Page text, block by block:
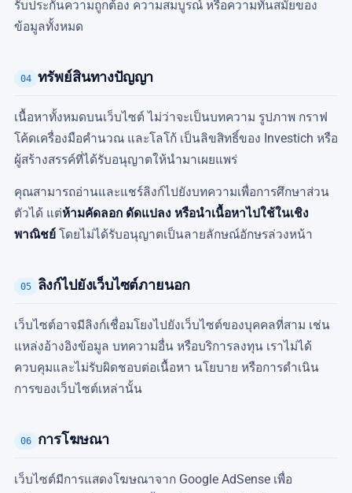
รับประกันความถูกต้อง ความสมบูรณ์ หรือความทันสมัยของ
ข้อมูลทั้งหมด
04 ทรัพย์สินทางปัญญา
เนื้อหาทั้งหมดบนเว็บไซต์ ไม่ว่าจะเป็นบทความ รูปภาพ กราฟ
โค้ดเครื่องมือคำนวณ และโลโก้ เป็นลิขสิทธิ์ของ Investich หรือ
ผู้สร้างสรรค์ที่ได้รับอนุญาตให้นำมาเผยแพร่
คุณสามารถอ่านและแชร์ลิงก์ไปยังบทความเพื่อการศึกษาส่วน
ตัวได้ แต่ห้ามคัดลอก ดัดแปลง หรือนำเนื้อหาไปใช้ในเชิง
พาณิชย์ โดยไม่ได้รับอนุญาตเป็นลายลักษณ์อักษรล่วงหน้า
05 ลิงก์ไปยังเว็บไซต์ภายนอก
เว็บไซต์อาจมีลิงก์เชื่อมโยงไปยังเว็บไซต์ของบุคคลที่สาม เช่น
แหล่งอ้างอิงข้อมูล บทความอื่น หรือบริการลงทุน เราไม่ได้
ควบคุมและไม่รับผิดชอบต่อเนื้อหา นโยบาย หรือการดำเนิน
การของเว็บไซต์เหล่านั้น
06 การโฆษณา
เว็บไซต์มีการแสดงโฆษณาจาก Google AdSense เพื่อ